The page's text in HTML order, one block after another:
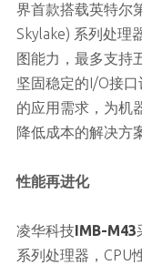
界首款搭载英特尔
Skylake) 系列处理
图能力，最多支持
坚固稳定的I/O接
的应用需求，为机
降低成本的解决方
性能再进化
凌华科技IMB-M43
系列处理器，CPU